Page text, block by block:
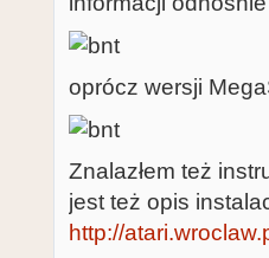
oprócz wersji
Znalazłem też
jest też opis
http://